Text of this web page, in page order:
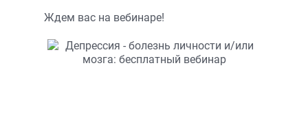
Ждем вас на вебинаре!